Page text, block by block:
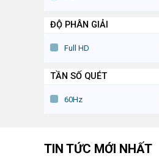
ĐỘ PHÂN GIẢI
Full HD
TẦN SỐ QUÉT
60Hz
TIN TỨC MỚI NHẤT